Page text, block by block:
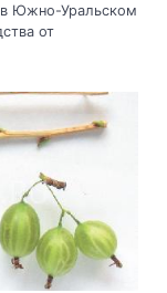
в Южно-Уральском
от